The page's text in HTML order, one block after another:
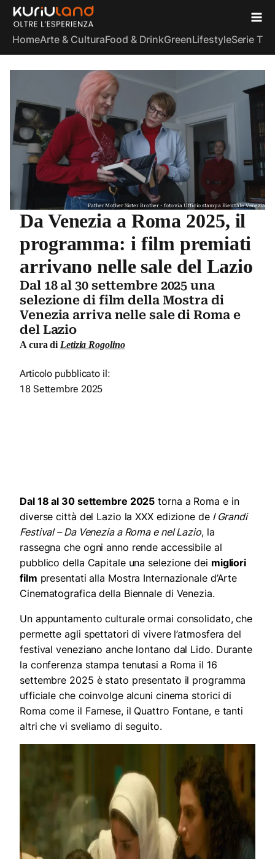
HomeArte & CulturaFood & DrinkGreenLifestyleSerie TV
Father Mother Sister Brother - foto via Ufficio stampa Biennale Venezia
Da Venezia a Roma 2025, il
programma: i film premiati
arrivano nelle sale del Lazio
Dal 18 al 30 settembre 2025 una
selezione di film della Mostra di
Venezia arriva nelle sale di Roma e
del Lazio
A cura diLetizia Rogolino
Articolo pubblicato il:
18 Settembre 2025
Dal 18 al 30 settembre 2025 torna a Roma e in
diverse città del Lazio la XXX edizione deI Grandi
Festival – Da Venezia a Roma e nel Lazio, la
rassegna che ogni anno rende accessibile al
pubblico della Capitale una selezione dei migliori
film presentati alla Mostra Internazionale d’Arte
Cinematografica della Biennale di Venezia.
Un appuntamento culturale ormai consolidato, che
permette agli spettatori di vivere l’atmosfera del
festival veneziano anche lontano dal Lido. Durante
la conferenza stampa tenutasi a Roma il 16
settembre 2025 è stato presentato il programma
ufficiale che coinvolge alcuni cinema storici di
Roma come il Farnese, il Quattro Fontane, e tanti
altri che vi sveliamo di seguito.